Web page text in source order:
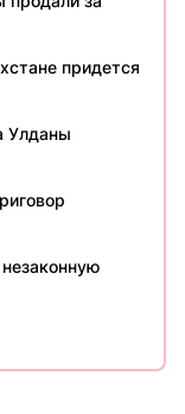
придется
Улданы